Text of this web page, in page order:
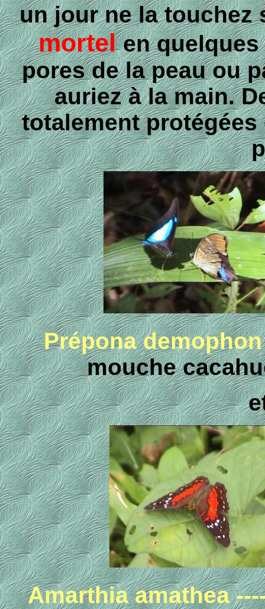
un jour ne la touchez
mortelen
pores de la peau ou
auriez à la main.
totalement
Prépona demophon
mouche
Amarthia amathea